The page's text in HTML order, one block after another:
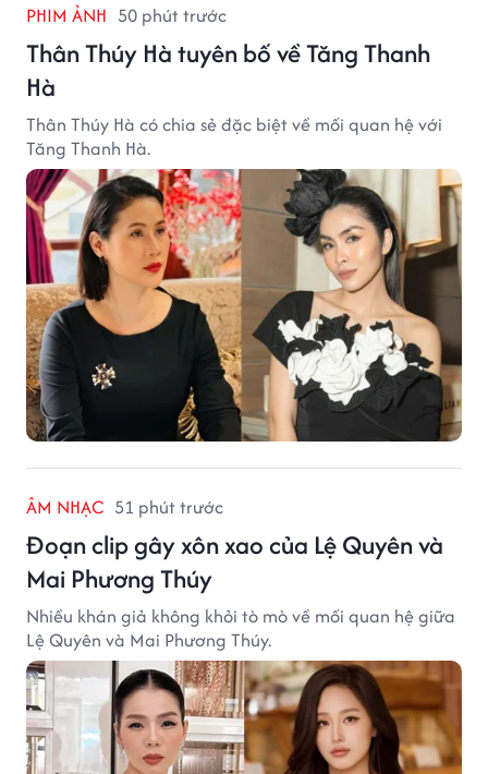
PHIM ẢNH 50 phút trước
Thân Thúy Hà tuyên bố về Tăng Thanh
Hà
Thân Thúy Hà có chia sẻ đặc biệt về mối quan hệ với
Tăng Thanh Hà.
ÂM NHẠC 51 phút trước
Đoạn clip gây xôn xao của Lệ Quyên và
Mai Phương Thúy
Nhiều khán giả không khỏi tò mò về mối quan hệ giữa
Lệ Quyên và Mai Phương Thúy.